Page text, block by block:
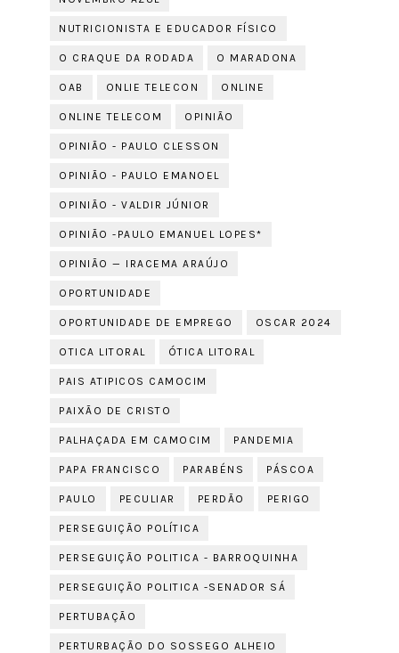
NUTRICIONISTA E EDUCADOR FÍSICO
O CRAQUE DA RODADA O MARADONA
OAB ONLIE TELECON ONLINE
ONLINE TELECOM OPINIÃO
OPINIÃO - PAULO CLESSON
OPINIÃO - PAULO EMANOEL
OPINIÃO - VALDIR JÚNIOR
OPINIÃO -PAULO EMANUEL LOPES*
OPINIÃO — IRACEMA ARAÚJO
OPORTUNIDADE
OPORTUNIDADE DE EMPREGO OSCAR 2024
OTICA LITORAL ÓTICA LITORAL
PAIS ATIPICOS CAMOCIM
PAIXÃO DE CRISTO
PALHAÇADA EM CAMOCIM PANDEMIA
PAPA FRANCISCO PARABÉNS PÁSCOA
PAULO PECULIAR PERDÃO PERIGO
PERSEGUIÇÃO POLÍTICA
PERSEGUIÇÃO POLITICA - BARROQUINHA
PERSEGUIÇÃO POLITICA -SENADOR SÁ
PERTUBAÇÃO
PERTURBAÇÃO DO SOSSEGO ALHEIO